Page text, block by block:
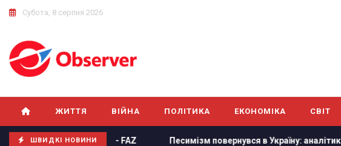
Субота, 8 серпня 2026
ЖИТТЯ ВІЙНА ПОЛІТИКА ЕКОНОМІКА СВІТ
ШВИДКІ НОВИНИ
активів РФ, - FAZ Песимізм повернувся в Україну: аналітик